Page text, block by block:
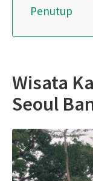
Penutup
Wisata
Seoul